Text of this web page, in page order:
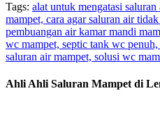
Tags: alat untuk mengatasi
mampet, cara agar saluran air
pembuangan air kamar mandi
wc mampet, septic tank wc
saluran air mampet, solusi wc
Ahli Ahli Saluran Mampet di